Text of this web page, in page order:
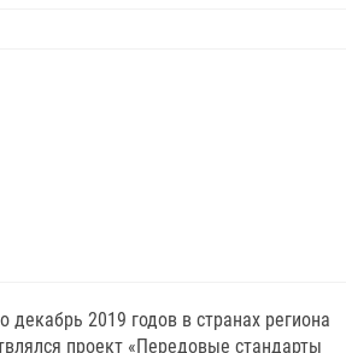
декабрь 2019 годов в странах региона
проект «Передовые стандарты